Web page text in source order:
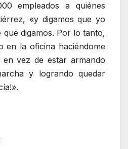
empleados a quiénes
«y digamos que yo
digamos. Por lo tanto,
en la oficina haciéndome
vez de estar armando
y logrando quedar